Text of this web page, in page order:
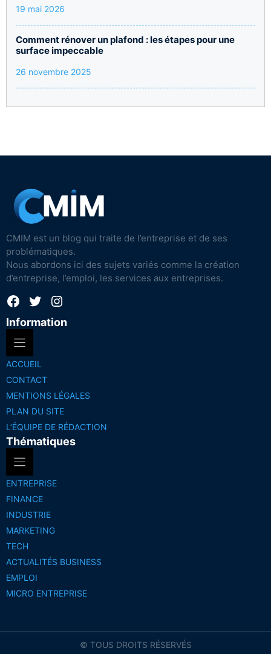
19 mai 2026
Comment rénover un plafond : les étapes pour une
surface impeccable
26 novembre 2025
CMIM est un blog qui traite de l’entreprise et de ses
problématiques.
Nous abordons ici des sujets variés comme la création
d’entreprise, l’emploi, les services aux entreprises.
Facebook
TwitterInstagram
Information
ACCUEIL
CONTACT
MENTIONS LÉGALES
PLAN DU SITE
L’ÉQUIPE DE RÉDACTION
Thématiques
ENTREPRISE
FINANCE
INDUSTRIE
MARKETING
TECH
ACTUALITÉS BUSINESS
EMPLOI
MICRO ENTREPRISE
© TOUS DROITS RÉSERVÉS